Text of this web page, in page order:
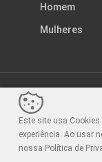
Homem
Mulheres
Este site usa
experiência. Ao usar
nossa Política de